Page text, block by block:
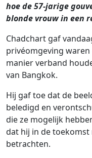
hoe de 57-jarige
blonde vrouw in een
Chadchart gaf
privéomgeving
manier verband
van Bangkok.
Hij gaf toe dat de
beledigd en
die ze mogelijk
dat hij in de
betrachten.